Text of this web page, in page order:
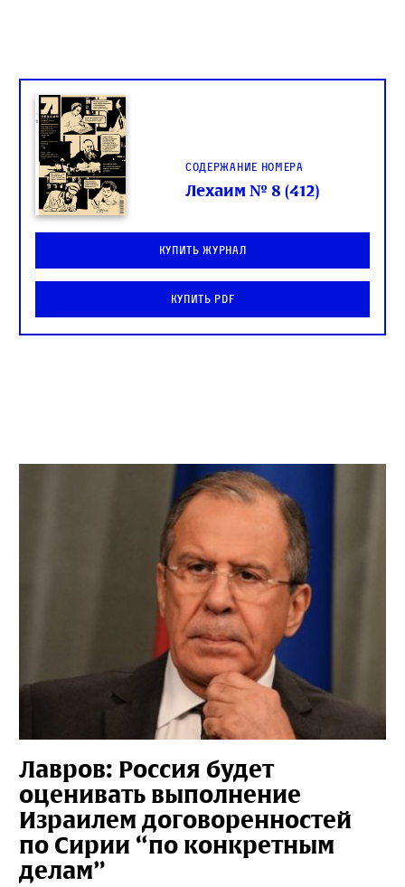
Содержание номера
Лехаим № 8 (412)
Купить журнал
Купить PDF
Лавров: Россия будет
оценивать выполнение
Израилем договоренностей
по Сирии “по конкретным
делам”